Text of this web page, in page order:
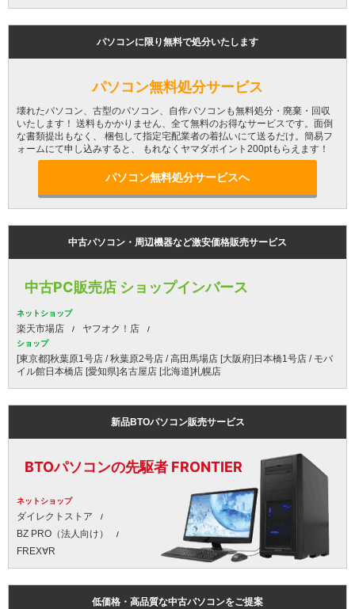
パソコンに限り無料で処分いたします
パソコン無料処分サービス
壊れたパソコン、古型のパソコン、自作パソコンも無料処分・廃棄・回収
いたします！ 送料もかかりません、全て無料のお得なサービスです。面倒
な書類提出もなく、 梱包して指定宅配業者の着払いにて送るだけ。簡易フ
ォームにて申し込みすると、 もれなくヤマダポイント200ptもらえます！
パソコン無料処分サービスへ
中古パソコン・周辺機器など激安価格販売サービス
中古PC販売店 ショップインバース
ネットショップ
楽天市場店 ヤフオク！店
ショップ
[東京都]秋葉原1号店 / 秋葉原2号店 / 高田馬場店 [大阪府]日本橋1号店 / モバ
イル館日本橋店 [愛知県]名古屋店 [北海道]札幌店
新品BTOパソコン販売サービス
BTOパソコンの先駆者 FRONTIER
ネットショップ
ダイレクトストア
BZ PRO（法人向け）
FREX∀R
低価格・高品質な中古パソコンをご提案